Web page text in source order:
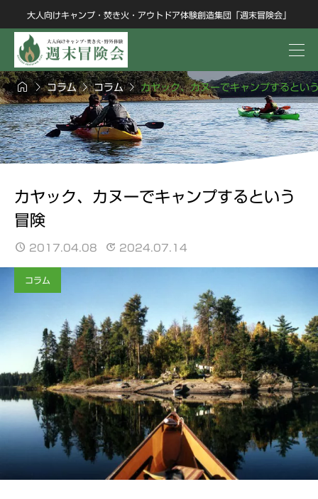
大人向けキャンプ・焚き火・アウトドア体験創造集団「週末冒険会」
コラムコラムカヤック、カヌーでキャンプするとい
カヤック、カヌーでキャンプするという
冒険
2017.04.08 2024.07.14
コラム